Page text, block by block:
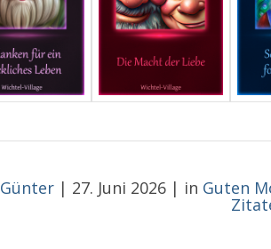
Günter | 27. Juni 2026 | in Guten